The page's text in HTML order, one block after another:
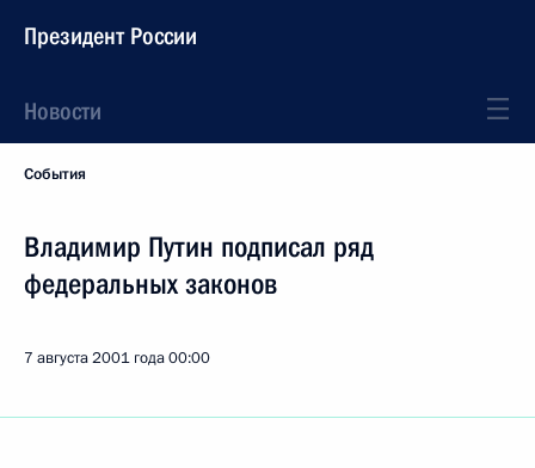
Президент России
Новости
События
Владимир Путин подписал ряд
федеральных законов
7 августа 2001 года00:00